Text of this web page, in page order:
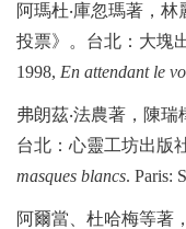
阿瑪杜‧庫忽瑪著，林
投票》。台北：大塊
1998, En attendant le
弗朗茲‧法農著，陳瑞
台北：心靈工坊出版
masques blancs. Paris:
阿爾當、杜哈梅等著